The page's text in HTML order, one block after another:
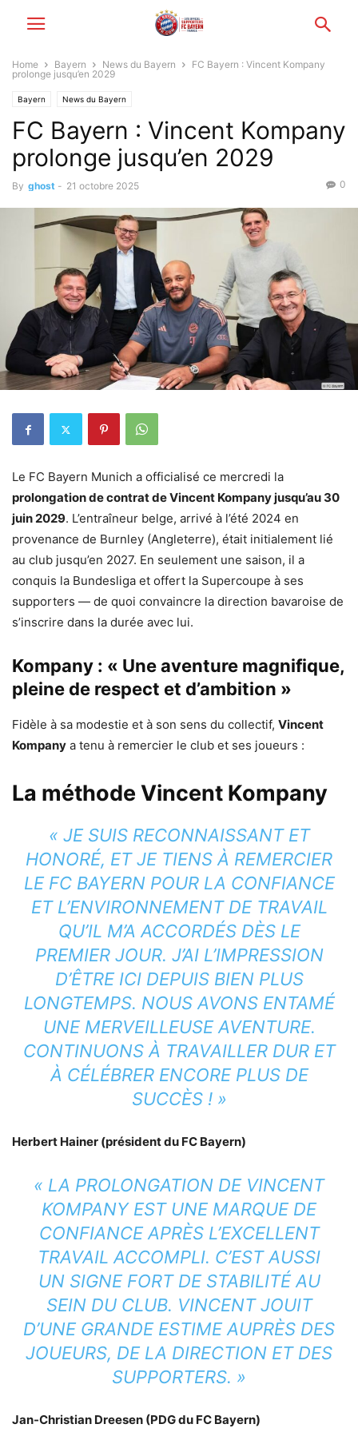
Home Bayern News du Bayern
FC Bayern : Vincent Kompany
prolonge jusqu’en 2029
Bayern News du Bayern
FC Bayern : Vincent Kompany
prolonge jusqu’en 2029
By ghost - 21 octobre 2025 0
Le FC Bayern Munich a officialisé ce mercredi la
prolongation de contrat de Vincent Kompany jusqu’au 30
juin 2029. L’entraîneur belge, arrivé à l’été 2024 en
provenance de Burnley (Angleterre), était initialement lié
au club jusqu’en 2027. En seulement une saison, il a
conquis la Bundesliga et offert la Supercoupe à ses
supporters — de quoi convaincre la direction bavaroise de
s’inscrire dans la durée avec lui.
Kompany : « Une aventure magnifique,
pleine de respect et d’ambition »
Fidèle à sa modestie et à son sens du collectif, Vincent
Kompany a tenu à remercier le club et ses joueurs :
La méthode Vincent Kompany
« JE SUIS RECONNAISSANT ET
HONORÉ, ET JE TIENS À REMERCIER
LE FC BAYERN POUR LA CONFIANCE
ET L’ENVIRONNEMENT DE TRAVAIL
QU’IL M’A ACCORDÉS DÈS LE
PREMIER JOUR. J’AI L’IMPRESSION
D’ÊTRE ICI DEPUIS BIEN PLUS
LONGTEMPS. NOUS AVONS ENTAMÉ
UNE MERVEILLEUSE AVENTURE.
CONTINUONS À TRAVAILLER DUR ET
À CÉLÉBRER ENCORE PLUS DE
SUCCÈS ! »
Herbert Hainer (président du FC Bayern)
« LA PROLONGATION DE VINCENT
KOMPANY EST UNE MARQUE DE
CONFIANCE APRÈS L’EXCELLENT
TRAVAIL ACCOMPLI. C’EST AUSSI
UN SIGNE FORT DE STABILITÉ AU
SEIN DU CLUB. VINCENT JOUIT
D’UNE GRANDE ESTIME AUPRÈS DES
JOUEURS, DE LA DIRECTION ET DES
SUPPORTERS. »
Jan-Christian Dreesen (PDG du FC Bayern)